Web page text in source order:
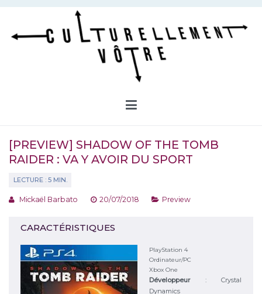
Aller
contenu
[PREVIEW] SHADOW OF THE TOMB
RAIDER : VA Y AVOIR DU SPORT
Mickaël Barbato 20/07/2018 Preview
CARACTÉRISTIQUES
PlayStation 4
Ordinateur/PC
Xbox One
Développeur : Crystal
Dynamics